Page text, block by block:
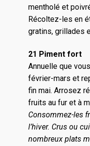
mentholé et
Récoltez-les en
gratins, grillades
21 Piment fort
Annuelle que
février-mars et
fin mai. Arrosez
fruits au fur et à
Consommez-les
l’hiver. Crus ou
nombreux plats